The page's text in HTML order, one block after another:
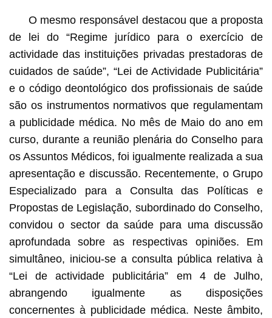
O mesmo responsável destacou que a proposta
de lei do “Regime jurídico para o exercício de
actividade das instituições privadas prestadoras de
cuidados de saúde”, “Lei de Actividade Publicitária”
e o código deontológico dos profissionais de saúde
são os instrumentos normativos que regulamentam
a publicidade médica. No mês de Maio do ano em
curso, durante a reunião plenária do Conselho para
os Assuntos Médicos, foi igualmente realizada a sua
apresentação e discussão. Recentemente, o Grupo
Especializado para a Consulta das Políticas e
Propostas de Legislação, subordinado do Conselho,
convidou o sector da saúde para uma discussão
aprofundada sobre as respectivas opiniões. Em
simultâneo, iniciou-se a consulta pública relativa à
“Lei de actividade publicitária” em 4 de Julho,
abrangendo igualmente as disposições
concernentes à publicidade médica. Neste âmbito,